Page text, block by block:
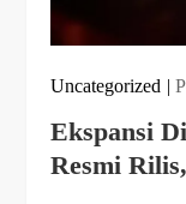
Uncategorized
Ekspansi
Resmi